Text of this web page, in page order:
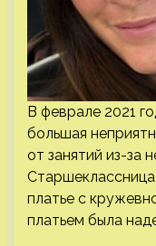
В феврале 2021
большая
от занятий из-за
платье с
платьем была